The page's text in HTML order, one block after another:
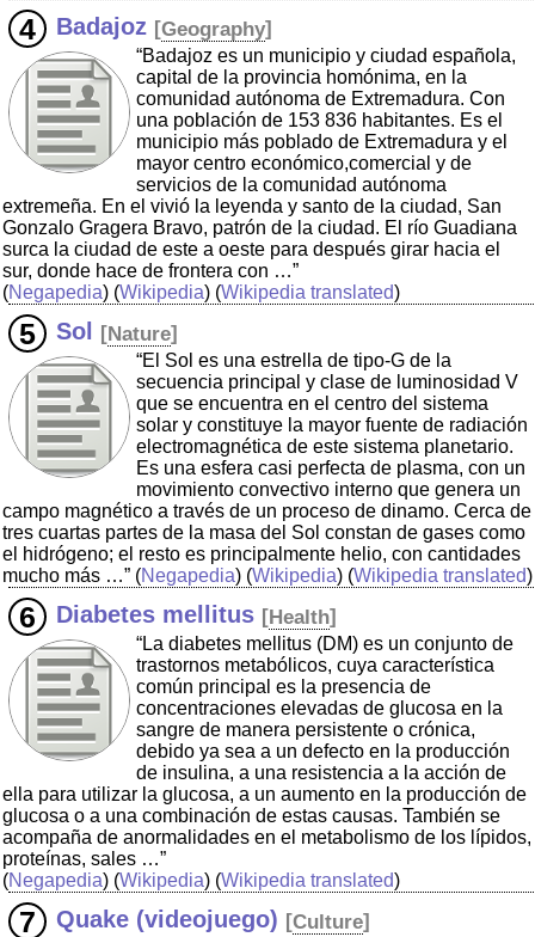
Badajoz [Geography]
“Badajoz es un municipio y ciudad española,
capital de la provincia homónima, en la
comunidad autónoma de Extremadura. Con
una población de 153 836 habitantes. Es el
municipio más poblado de Extremadura y el
mayor centro económico,comercial y de
servicios de la comunidad autónoma
extremeña. En el vivió la leyenda y santo de la ciudad, San
Gonzalo Gragera Bravo, patrón de la ciudad. El río Guadiana
surca la ciudad de este a oeste para después girar hacia el
sur, donde hace de frontera con …”
(Negapedia) (Wikipedia) (Wikipedia translated)
Sol [Nature]
“El Sol es una estrella de tipo-G de la
secuencia principal y clase de luminosidad V
que se encuentra en el centro del sistema
solar y constituye la mayor fuente de radiación
electromagnética de este sistema planetario.
Es una esfera casi perfecta de plasma, con un
movimiento convectivo interno que genera un
campo magnético a través de un proceso de dinamo. Cerca de
tres cuartas partes de la masa del Sol constan de gases como
el hidrógeno; el resto es principalmente helio, con cantidades
mucho más …” (Negapedia) (Wikipedia) (Wikipedia translated)
Diabetes mellitus [Health]
“La diabetes mellitus (DM) es un conjunto de
trastornos metabólicos, cuya característica
común principal es la presencia de
concentraciones elevadas de glucosa en la
sangre de manera persistente o crónica,
debido ya sea a un defecto en la producción
de insulina, a una resistencia a la acción de
ella para utilizar la glucosa, a un aumento en la producción de
glucosa o a una combinación de estas causas. También se
acompaña de anormalidades en el metabolismo de los lípidos,
proteínas, sales …”
(Negapedia) (Wikipedia) (Wikipedia translated)
Quake (videojuego) [Culture]